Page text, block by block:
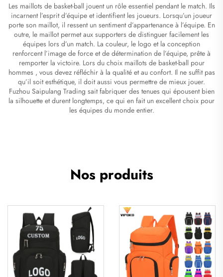
Les maillots de basket-ball jouent un rôle essentiel pendant le match. Ils
incarnent l’esprit d’équipe et identifient les joueurs. Lorsqu’un joueur
porte son maillot, il ressent un sentiment d’appartenance à l’équipe. En
outre, le maillot permet aux supporters de distinguer facilement les
équipes lors d’un match. La couleur, le logo et la conception
renforcent l’image de force et de détermination de l’équipe, prête à
remporter la victoire. Lors du choix maillots de basket-ball pour
hommes , vous devez réfléchir à la qualité et au confort. Il ne suffit pas
qu’il soit esthétique, il doit aussi vous permettre de mieux jouer.
Fuzhou Saipulang Trading sait fabriquer des tenues qui épousent bien
la silhouette et durent longtemps, ce qui en fait un excellent choix pour
les équipes du monde entier.
Nos produits